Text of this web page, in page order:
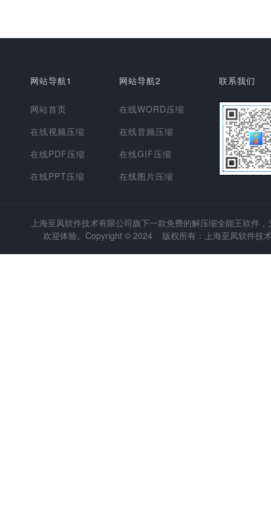
网站导航1
网站首页
在线视频压缩
在线PDF压缩
在线PPT压缩
网站导航2
在线WORD压缩
在线音频压缩
在线GIF压缩
在线图片压缩
联系我们
上海至凤软件技术有限公司旗下一款免费的解压缩全能王软件
欢迎体验。Copyright © 2024 版权所有：上海至凤软件技